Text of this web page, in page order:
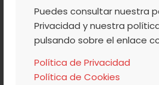
Puedes consultar nuestra
Privacidad y nuestra
pulsando sobre el enlace
Política de Privacidad
Política de Cookies
sorprenderse a la lúcida
en los ensotados
Mirlo acuático que
nuestra sorpresa.